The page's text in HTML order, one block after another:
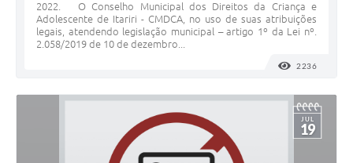
2022. O Conselho Municipal dos Direitos da Criança e
Adolescente de Itariri - CMDCA, no uso de suas atribuições
legais, atendendo legislação municipal – artigo 1º da Lei nº.
2.058/2019 de 10 de dezembro...
2236
JUL
19